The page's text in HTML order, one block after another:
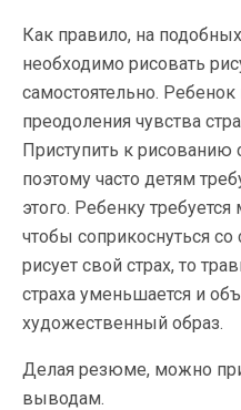
Как правило, на
необходимо рисовать
самостоятельно.
преодоления чувства
Приступить к рисованию
поэтому часто детям
этого. Ребенку
чтобы соприкоснуться
рисует свой страх, то
страха уменьшается и
художественный образ.
Делая резюме, можно
выводам.